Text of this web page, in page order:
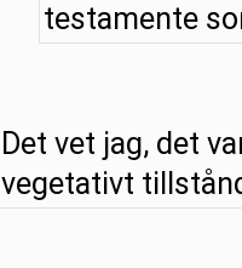
testamente
Det vet jag, det
vegetativt